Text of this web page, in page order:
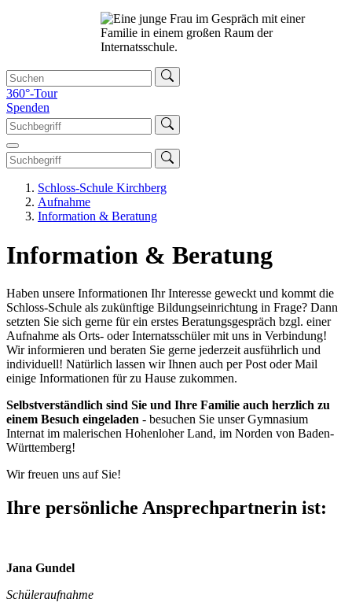
360°-Tour
Spenden
Schloss-Schule Kirchberg
Aufnahme
Information & Beratung
Information & Beratung
Haben unsere Informationen Ihr Interesse geweckt und kommt die
Schloss-Schule als zukünftige Bildungseinrichtung in Frage? Dann
setzten Sie sich gerne für ein erstes Beratungsgespräch bzgl. einer
Aufnahme als Orts- oder Internatsschüler mit uns in Verbindung!
Wir informieren und beraten Sie gerne jederzeit ausführlich und
individuell! Natürlich lassen wir Ihnen auch per Post oder Mail
einige Informationen für zu Hause zukommen.
Selbstverständlich sind Sie und Ihre Familie auch herzlich zu
einem Besuch eingeladen - besuchen Sie unser Gymnasium
Internat im malerischen Hohenloher Land, im Norden von Baden-
Württemberg!
Wir freuen uns auf Sie!
Ihre persönliche Ansprechpartnerin ist:
Jana Gundel
Schüleraufnahme